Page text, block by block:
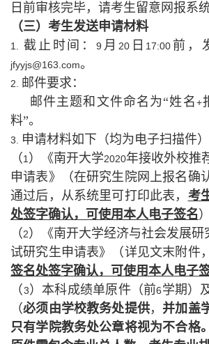
日前审核完毕，请考生留意网报系
（三）考生发送申请材料
1. 截止时间：9 月 20日 17:00 前，
jfyyjs@163.com。
2.
邮件要求：
邮件主题和文件命名为“姓名+
料”。
3.
申请材料如下（均为电子扫描件）
（1 ）《南开大学2020年接收外校推
申请表》（在研究生院网上报名确
通过后，从系统里可打印此表， 考
处签字确认，可使用本人电子签名
（2）《南开大学经济与社会发展研
试研究生申请表》（详见文末附件，
签名处签字确认，可使用本人电子
（3）本科成绩单原件（前6学期）
（必须由学校教务处提供， 并加盖
只有学院教务处公章将视为不合格